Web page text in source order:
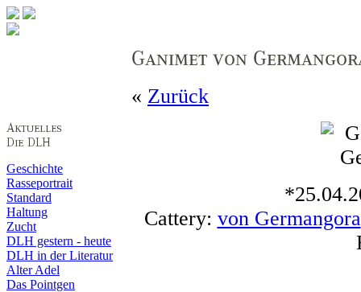
Geschichte
Rasseportrait
Standard
Haltung
Zucht
DLH gestern - heute
DLH in der Literatur
Alter Adel
Das Pointgen
« Zurück
Cattery: von Germangora